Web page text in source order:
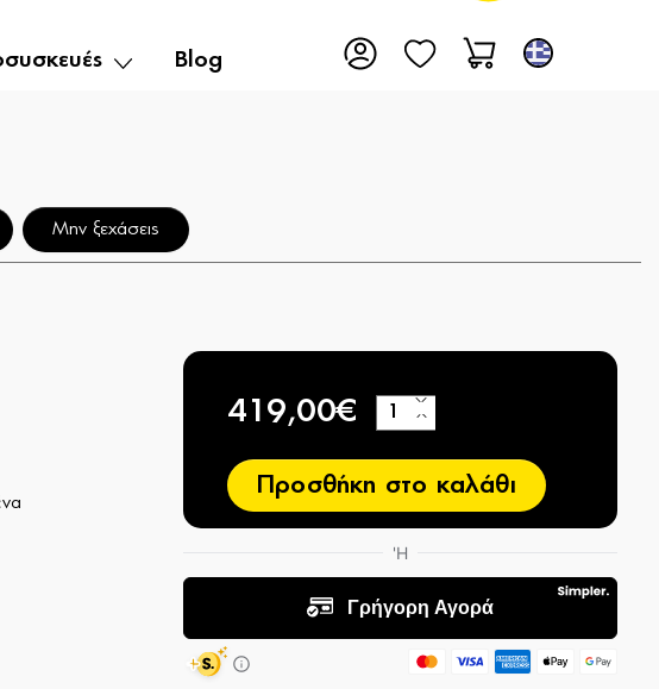
Blog
Μην ξεχάσεις
419,00€ −
+
Προσθήκη στο καλάθι